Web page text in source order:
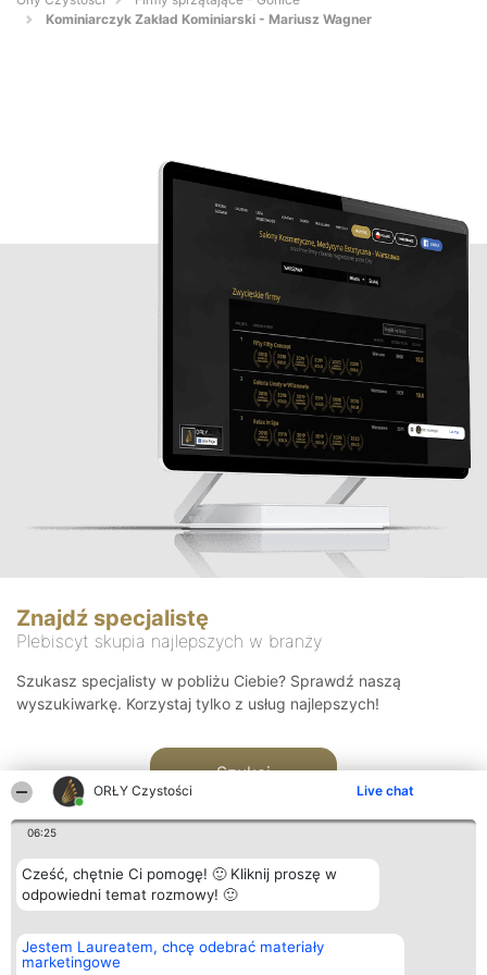
ORŁY Czystości Live chat
06:25
Cześć, chętnie Ci pomogę! 🙂 Kliknij proszę w
odpowiedni temat rozmowy! 🙂
Jestem Laureatem, chcę odebrać materiały
marketingowe
Kominiarczyk Zakład Kominiarski - Mariusz Wagner
Znajdź specjalistę
Plebiscyt skupia najlepszych w branży
Szukasz specjalisty w pobliżu Ciebie? Sprawdź naszą
wyszukiwarkę. Korzystaj tylko z usług najlepszych!
Szukaj
Organizator plebiscytu
Bright Side Solutions sp. z o.
o. sp. k.
Plebiscyt
Laureaci
Kontakt
Kontakt